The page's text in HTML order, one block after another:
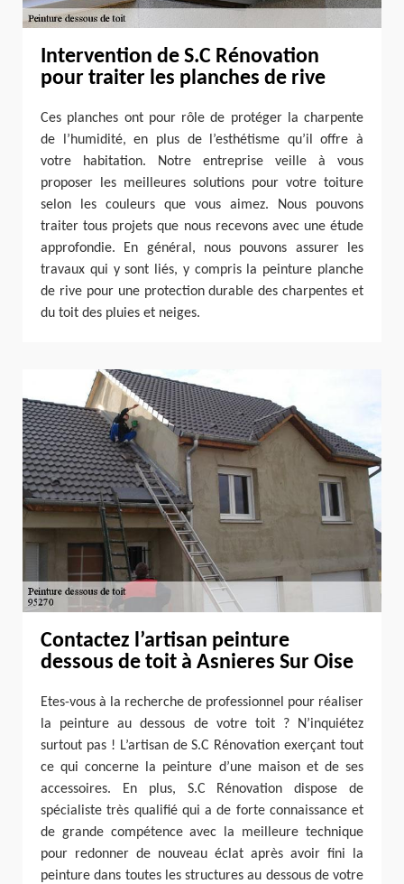
Intervention de S.C Rénovation
pour traiter les planches de rive
Ces planches ont pour rôle de protéger la charpente
de l’humidité, en plus de l’esthétisme qu’il offre à
votre habitation. Notre entreprise veille à vous
proposer les meilleures solutions pour votre toiture
selon les couleurs que vous aimez. Nous pouvons
traiter tous projets que nous recevons avec une étude
approfondie. En général, nous pouvons assurer les
travaux qui y sont liés, y compris la peinture planche
de rive pour une protection durable des charpentes et
du toit des pluies et neiges.
Contactez l’artisan peinture
dessous de toit à Asnieres Sur Oise
Etes-vous à la recherche de professionnel pour réaliser
la peinture au dessous de votre toit ? N’inquiétez
surtout pas ! L’artisan de S.C Rénovation exerçant tout
ce qui concerne la peinture d’une maison et de ses
accessoires. En plus, S.C Rénovation dispose de
spécialiste très qualifié qui a de forte connaissance et
de grande compétence avec la meilleure technique
pour redonner de nouveau éclat après avoir fini la
peinture dans toutes les structures au dessous de votre